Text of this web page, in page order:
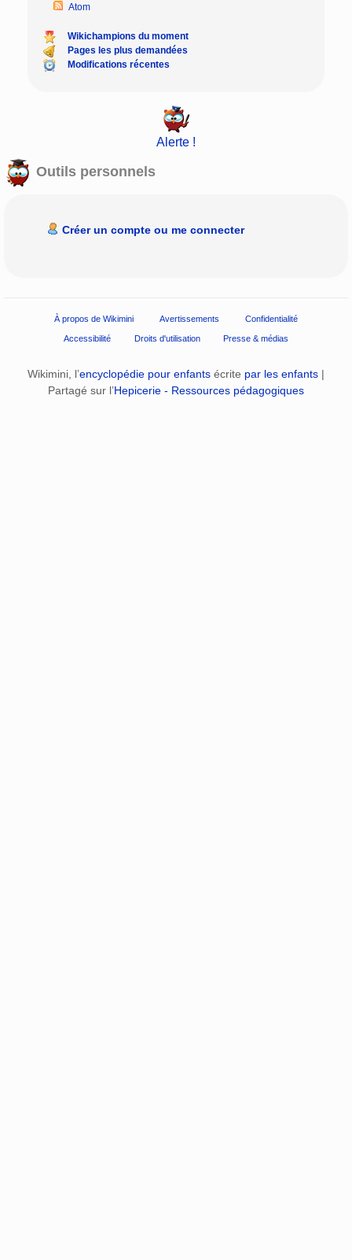
Atom
Wikichampions du moment
Pages les plus demandées
Modifications récentes
Alerte !
Outils personnels
Créer un compte ou me connecter
À propos de Wikimini Avertissements Confidentialité
Accessibilité Droits d'utilisation Presse & médias
Wikimini, l’encyclopédie pour enfants écrite par les enfants |
Partagé sur l’Hepicerie - Ressources pédagogiques